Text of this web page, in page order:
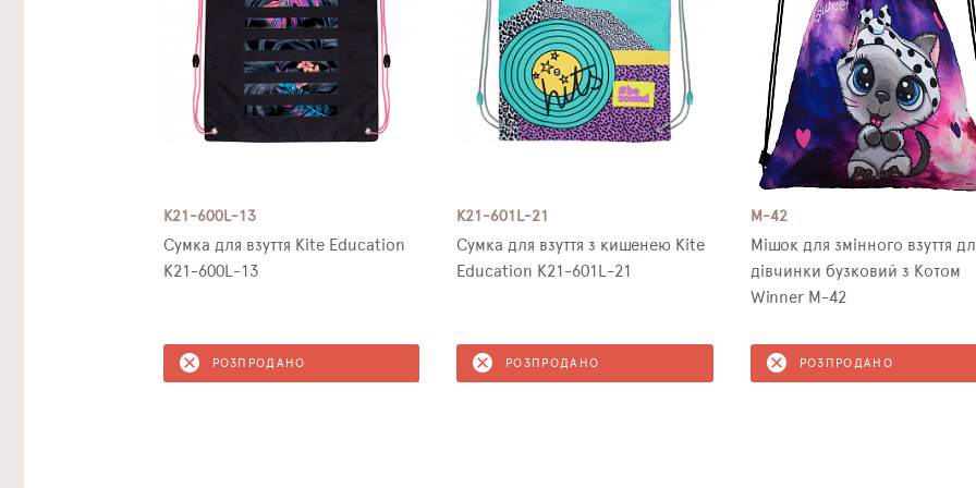
K21-600L-13
Сумка для взуття Kite Education
K21-600L-13
РОЗПРОДАНО
K21-601L-21
Сумка для взуття з кишенею Kite
Education K21-601L-21
РОЗПРОДАНО
M-42
Мішок для змінного взуття
дівчинки бузковий з Котом
Winner M-42
РОЗПРОДАНО